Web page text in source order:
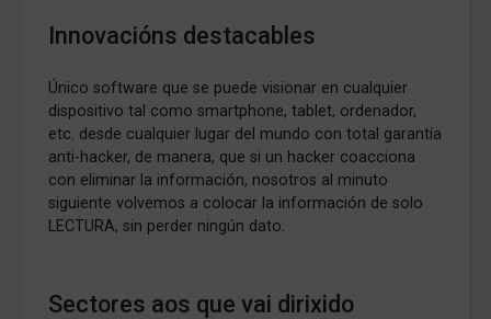
Innovacións destacables
Único software que se puede visionar en cualquier
dispositivo tal como smartphone, tablet, ordenador,
etc. desde cualquier lugar del mundo con total garantía
anti-hacker, de manera, que si un hacker coacciona
con eliminar la información, nosotros al minuto
siguiente volvemos a colocar la información de solo
LECTURA, sin perder ningún dato.
Sectores aos que vai dirixido